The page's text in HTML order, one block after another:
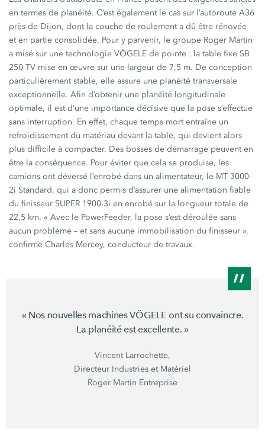
en termes de planéité. C’est également le cas sur l’autoroute A36
près de Dijon, dont la couche de roulement a dû être rénovée
et en partie consolidée. Pour y parvenir, le groupe Roger Martin
a misé sur une technologie VÖGELE de pointe : la table fixe SB
250 TV mise en œuvre sur une largeur de 7,5 m. De conception
particulièrement stable, elle assure une planéité transversale
exceptionnelle. Afin d’obtenir une planéité longitudinale
optimale, il est d’une importance décisive que la pose s’effectue
sans interruption. En effet, chaque temps mort entraîne un
refroidissement du matériau devant la table, qui devient alors
plus difficile à compacter. Des bosses de démarrage peuvent en
être la conséquence. Pour éviter que cela se produise, les
camions ont déversé l’enrobé dans un alimentateur, le MT 3000-
2i Standard, qui a donc permis d’assurer une alimentation fiable
du finisseur SUPER 1900-3i en enrobé sur la longueur totale de
22,5 km. « Avec le PowerFeeder, la pose s’est déroulée sans
aucun problème – et sans aucune immobilisation du finisseur »,
confirme Charles Mercey, conducteur de travaux.
« Nos nouvelles machines VÖGELE ont su convaincre.
La planéité est excellente. »
Vincent Larrochette,
Directeur Industries et Matériel
Roger Martin Entreprise